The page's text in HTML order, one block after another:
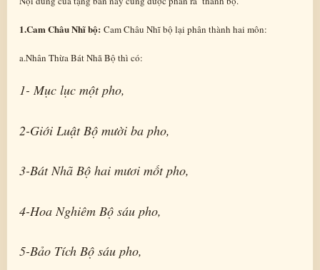
1.Cam Châu Nhĩ bộ: Cam Châu Nhĩ bộ lại phân thành hai môn:
a.Nhân Thừa Bát Nhã Bộ thì có:
1- Mục lục một pho,
2-Giới Luật Bộ mười ba pho,
3-Bát Nhã Bộ hai mươi mốt pho,
4-Hoa Nghiêm Bộ sáu pho,
5-Bảo Tích Bộ sáu pho,